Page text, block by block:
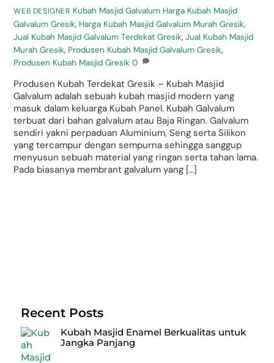
WEB DESIGNER Kubah Masjid Galvalum Harga Kubah Masjid
Galvalum Gresik, Harga Kubah Masjid Galvalum Murah Gresik,
Jual Kubah Masjid Galvalum Terdekat Gresik,Jual Kubah Masjid
Murah Gresik, Produsen Kubah Masjid Galvalum Gresik,
Produsen Kubah Masjid Gresik 0
Produsen Kubah Terdekat Gresik – Kubah Masjid
Galvalum adalah sebuah kubah masjid modern yang
masuk dalam keluarga Kubah Panel. Kubah Galvalum
terbuat dari bahan galvalum atau Baja Ringan. Galvalum
sendiri yakni perpaduan Aluminium, Seng serta Silikon
yang tercampur dengan sempurna sehingga sanggup
menyusun sebuah material yang ringan serta tahan lama.
Pada biasanya membrant galvalum yang […]
Recent Posts
Kubah Masjid Enamel Berkualitas untuk
Jangka Panjang